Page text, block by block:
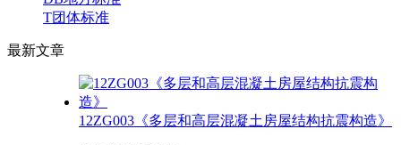
T团体标准
最新文章
12ZG003《多层和高层混凝土房屋结构抗震构造》